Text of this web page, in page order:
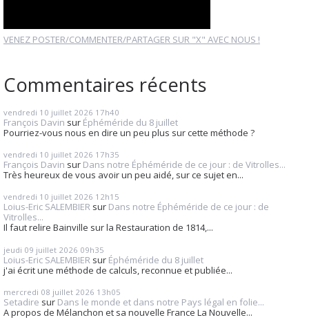
VENEZ POSTER/COMMENTER/PARTAGER SUR "X" AVEC NOUS !
Commentaires récents
vendredi 10 juillet 2026 17h40
François Davin sur Éphéméride du 8 juillet
Pourriez-vous nous en dire un peu plus sur cette méthode ?
vendredi 10 juillet 2026 17h35
François Davin sur Dans notre Éphéméride de ce jour : de Vitrolles...
Très heureux de vous avoir un peu aidé, sur ce sujet en...
vendredi 10 juillet 2026 12h15
Loius-Eric SALEMBIER sur Dans notre Éphéméride de ce jour : de
Vitrolles...
Il faut relire Bainville sur la Restauration de 1814,...
jeudi 09 juillet 2026 09h35
Loius-Eric SALEMBIER sur Éphéméride du 8 juillet
j'ai écrit une méthode de calculs, reconnue et publiée...
mercredi 08 juillet 2026 13h05
Setadire sur Dans le monde et dans notre Pays légal en folie...
A propos de Mélanchon et sa nouvelle France La Nouvelle...